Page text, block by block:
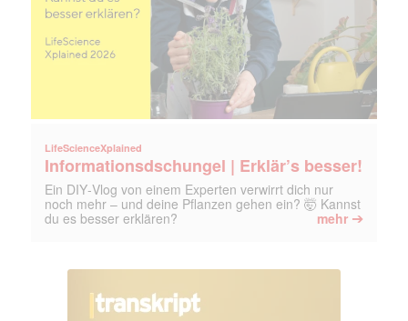
LifeScienceXplained
Informationsdschungel | Erklär’s besser!
Ein DIY‑Vlog von einem Experten verwirrt dich nur
noch mehr – und deine Pflanzen gehen ein? 🤯 Kannst
du es besser erklären?
mehr ➔